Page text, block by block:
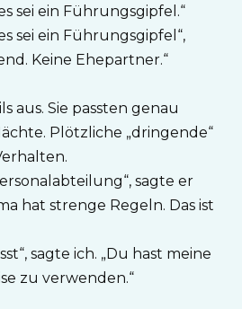
sei ein Führungsgipfel.“
sei ein Führungsgipfel“,
Keine Ehepartner.“
aus. Sie passten genau
Plötzliche „dringende“
sagte er
hat strenge Regeln. Das ist
sagte ich. „Du hast meine
zu verwenden.“